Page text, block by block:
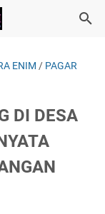
ENIM / PAGAR
DI DESA